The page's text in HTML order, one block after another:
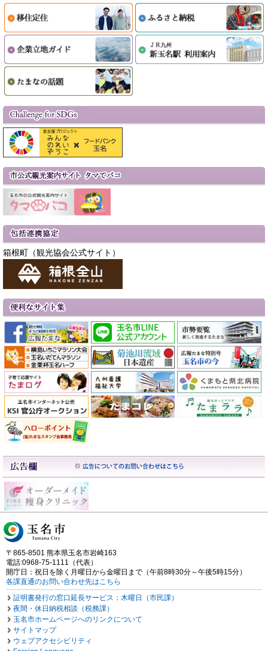
箱根町（観光協会公式サイト）
〒865-8501 熊本県玉名市岩崎163
電話:0968-75-1111（代表）
開庁日：祝日を除く月曜日から金曜日まで（午前8時30分～午後5時15分）
各課直通のお問い合わせ先はこちら
証明書発行の窓口延長サービス：木曜日（市民課）
夜間・休日納税相談（税務課）
玉名市ホームページへのリンクについて
サイトマップ
ウェブアクセシビリティ